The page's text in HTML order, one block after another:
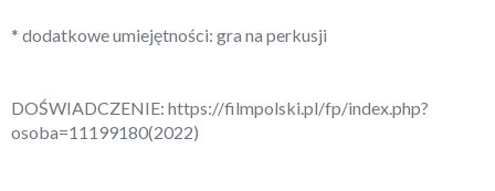
* dodatkowe umiejętności: gra na perkusji
DOŚWIADCZENIE: https://filmpolski.pl/fp/index.php?
osoba=11199180(2022)